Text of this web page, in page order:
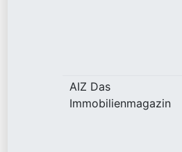
AIZ Das
Immobilienmagazin